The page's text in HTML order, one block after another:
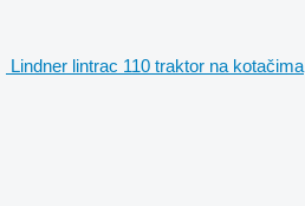
Lindner lintrac 110 traktor na kotačima